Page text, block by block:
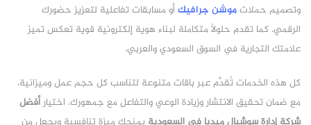
وتصميم حملاتموشن جرافيكأو مسابقات تفاعلية لتعزيز حضورك
الرقمي. كما تقدم حلولاً متكاملة لبناء هوية إلكترونية قوية تعكس تميز
علامتك التجارية في السوق السعودي والعربي.
كل هذه الخدمات تُقدَّم عبر باقات متنوعة لتناسب كل حجم عمل وميزانية،
مع ضمان تحقيق الانتشار وزيادة الوعي والتفاعل مع جمهورك. اختيارأفضل